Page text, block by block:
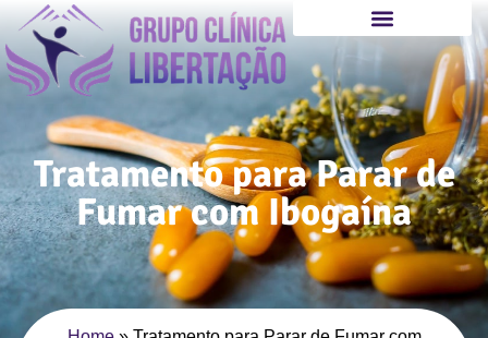
Tratamento para Parar de
Fumar com Ibogaína